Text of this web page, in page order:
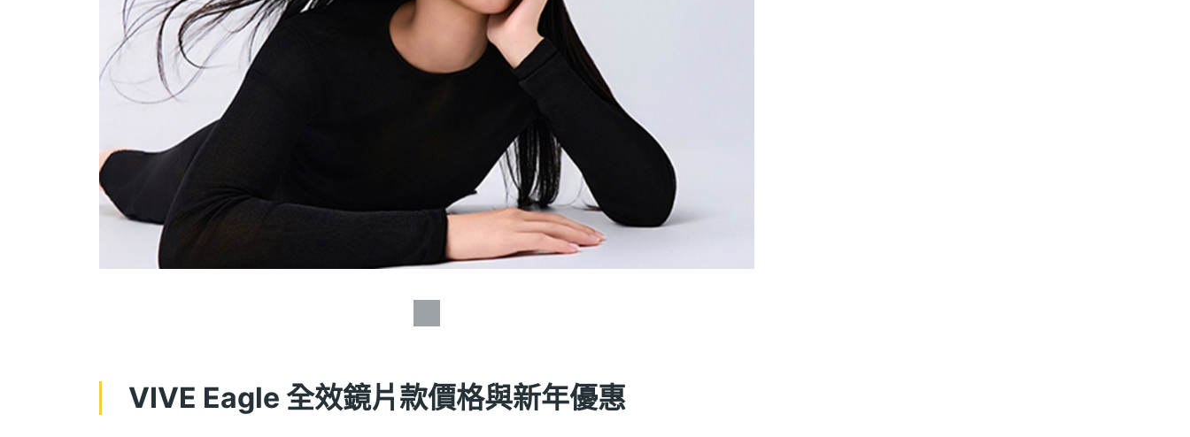
VIVE Eagle 全效鏡片款價格與新年優惠